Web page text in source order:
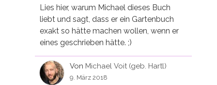
Lies hier, warum Michael dieses Buch
liebt und sagt, dass er ein Gartenbuch
exakt so hätte machen wollen, wenn er
eines geschrieben hätte. ;)
Von Michael Voit (geb. Hartl)
9. März 2018